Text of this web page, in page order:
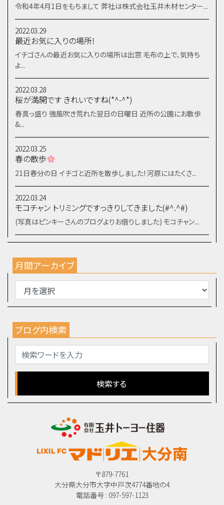
令和4年4月1日をもちまして 弊社は株式会社玉井木材センター...
2022.03.29
最近お気に入りの場所!
イチゴさんの最近お気に入りの場所は出窓 毛布の上で、気持ち
よ...
2022.03.28
桜が満開です きれいですね(*^-^*)
春真っ盛り 強風吹き荒れた翌日の日曜日 近所の公園にお散歩
&...
2022.03.25
春の散歩
21日春分の日 イチゴと近所を散歩しました! 河原にはたくさ...
2022.03.24
モコチャン トリミングですっきりしてきました(#^.^#)
(写真はピンキーさんのブログよりお借りしました) モコチャン...
月間アーカイブ
ブログ内検索
〒879-7761
大分県大分市大字中戸次4774番地の4
電話番号 : 097-597-1123